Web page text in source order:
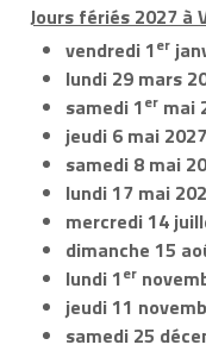
Jours fériés 2027 à
vendredi 1er
lundi 29 mars
samedi 1er mai
jeudi 6 mai 2027
samedi 8 mai
lundi 17 mai
mercredi 14
dimanche 15
lundi 1er
jeudi 11
samedi 25